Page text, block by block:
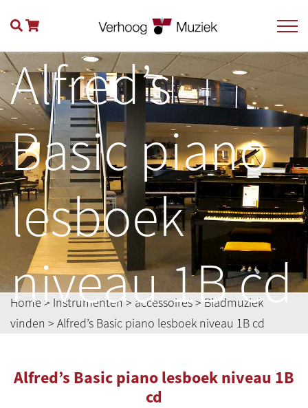
Alfred’s
Basic piano
lesboek
niveau 1B cd
Home > Instrumenten > accessoires> Bladmuziek
vinden > Alfred’s Basic piano lesboek niveau 1B cd
Alfred’s Basic piano lesboek niveau 1B
cd